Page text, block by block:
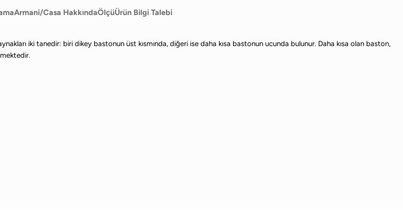
Armani/Casa HakkındaÖlçüÜrün Bilgi Talebi
iki tanedir: biri dikey bastonun üst kısmında, diğeri ise daha kısa bastonun ucunda bulunur. Daha kısa olan baston,